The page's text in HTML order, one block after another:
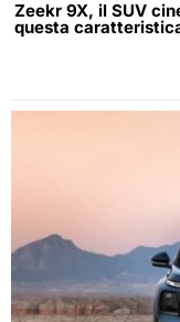
Zeekr 9X, il SUV
questa